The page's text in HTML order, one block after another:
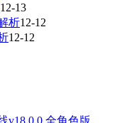
12-13
析12-12
12-12